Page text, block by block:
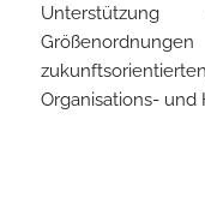
Organisations- und